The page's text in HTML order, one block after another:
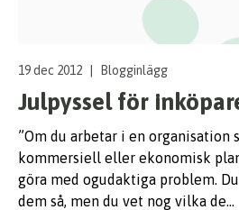
19 dec 2012 Blogginlägg
Julpyssel för
”Om du arbetar i en organisation
kommersiell eller ekonomisk
göra med ogudaktiga problem.
dem så, men du vet nog vilka de…